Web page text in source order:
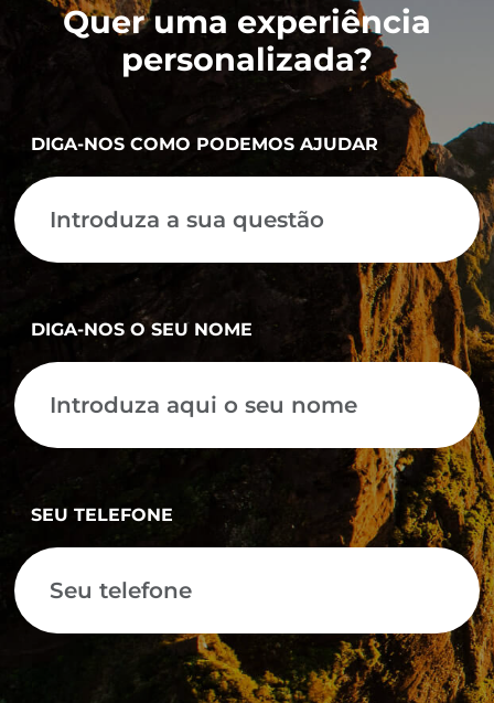
Quer uma experiência
personalizada?
DIGA-NOS COMO PODEMOS AJUDAR
DIGA-NOS O SEU NOME
SEU TELEFONE